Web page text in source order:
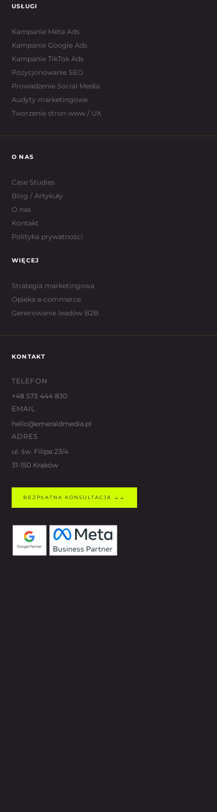
USŁUGI
Kampanie Meta Ads
Kampanie Google Ads
Kampanie TikTok Ads
Pozycjonowanie SEO
Prowadzenie Social Media
Audyty marketingowe
Tworzenie stron www / UX
O NAS
Case Studies
Blog / Artykuły
O nas
Kontakt
Polityka prywatności
WIĘCEJ
Strategia marketingowa
Opieka e-commerce
Generowanie leadów B2B
KONTAKT
TELEFON
+48 573 444 830
EMAIL
hello@emeraldmedia.pl
ADRES
ul. św. Filipa 23/4
31-150 Kraków
BEZPŁATNA KONSULTACJA →